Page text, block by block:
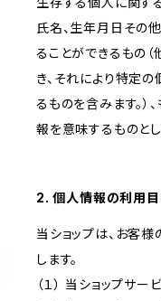
氏名、生年月日その
ることができるもの
き、それにより特定
るものを含みます。
報を意味するものとし
2. 個人情報の利用
当ショップは、お客
します。
（１） 当ショップサ